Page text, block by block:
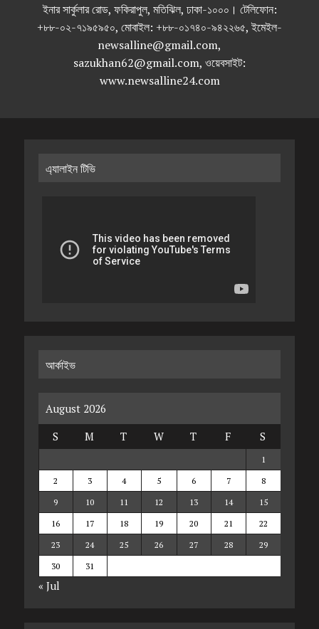
ইনার সার্কুলার রোড, ফকিরাপুল, মতিঝিল, ঢাকা-১০০০। টেলিফোন:
+৮৮-০২-৭১৯৫৯৫০, মোবাইল: +৮৮-০১৭৪০-৯৪২২৬৫, ইমেইল-
newsalline@gmail.com,
sazukhan62@gmail.com, ওয়েবসাইট:
www.newsalline24.com
এ্যালাইন টিভি
আর্কাইভ
August 2026
S
M T W T F S
1
2
3 4 5 6 7
8
9
10 11 12 13 14
15
16
17 18 19 20 21
22
23
24 25 26 27 28
29
30
31
« Jul